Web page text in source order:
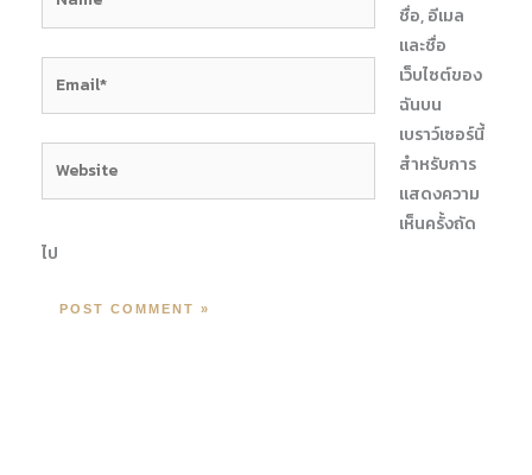
ชื่อ, อีเมล
และชื่อ
เว็บไซต์ของ
ฉันบน
เบราว์เซอร์นี้
สำหรับการ
แสดงความ
เห็นครั้งถัด
ไป